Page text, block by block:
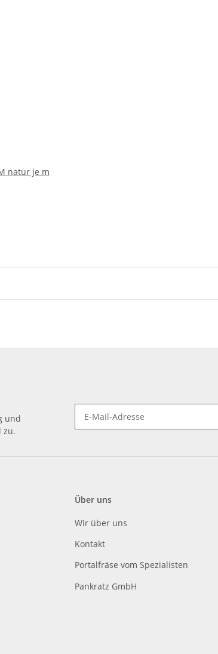
natur je m
und
zu.
Über uns
Wir über uns
Kontakt
Portalfräse vom Spezialisten
Pankratz GmbH